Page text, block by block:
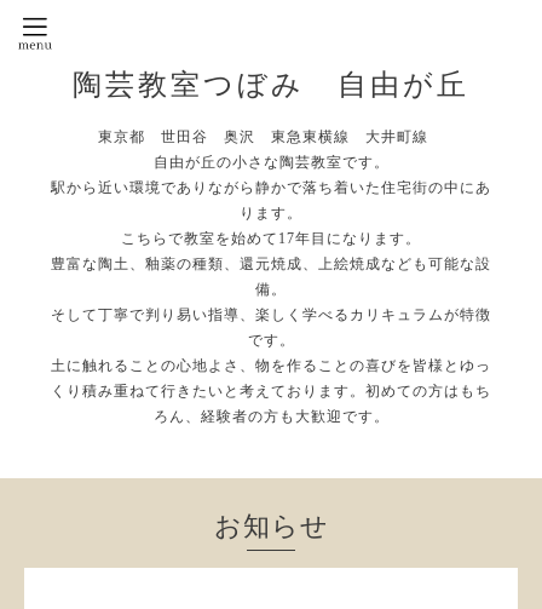
陶芸教室つぼみ 自由が丘
東京都 世田谷 奥沢 東急東横線 大井町線
自由が丘の小さな陶芸教室です。
駅から近い環境でありながら静かで落ち着いた住宅街の中にあ
ります。
こちらで教室を始めて17年目になります。
豊富な陶土、釉薬の種類、還元焼成、上絵焼成なども可能な設
備。
そして丁寧で判り易い指導、楽しく学べるカリキュラムが特徴
です。
土に触れることの心地よさ、物を作ることの喜びを皆様とゆっ
くり積み重ねて行きたいと考えております。初めての方はもち
ろん、経験者の方も大歓迎です。
お知らせ